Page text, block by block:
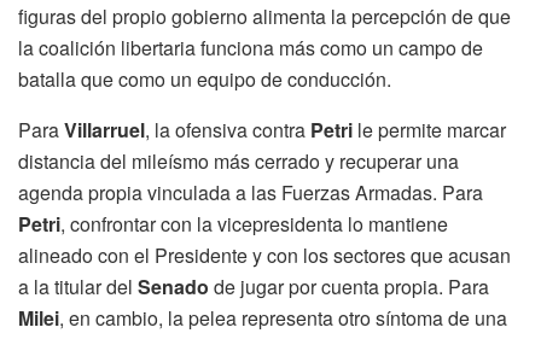
figuras del propio gobierno alimenta la percepción de que
la coalición libertaria funciona más como un campo de
batalla que como un equipo de conducción.
ParaVillarruel, la ofensiva contra Petri le permite marcar
distancia del mileísmo más cerrado y recuperar una
agenda propia vinculada a las Fuerzas Armadas. Para
Petri, confrontar con la vicepresidenta lo mantiene
alineado con el Presidente y con los sectores que acusan
a la titular del Senado de jugar por cuenta propia. Para
Milei, en cambio, la pelea representa otro síntoma de una